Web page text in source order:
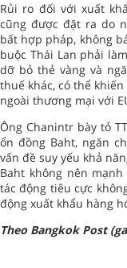
Rủi ro đối với xuất
cũng được đặt ra do
bất hợp pháp, không
buộc Thái Lan phải
dỡ bỏ thẻ vàng và
thuế khác, có thể
ngoài thương mại với
Ông Chanintr bày tỏ
ổn đồng Baht, ngăn
vấn đề suy yếu khả
Baht không nên
tác động tiêu cực
động xuất khẩu hàng
Theo Bangkok Post